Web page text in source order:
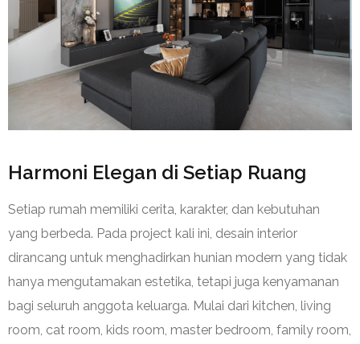
Harmoni Elegan di Setiap Ruang
Setiap rumah memiliki cerita, karakter, dan kebutuhan
yang berbeda. Pada project kali ini, desain interior
dirancang untuk menghadirkan hunian modern yang tidak
hanya mengutamakan estetika, tetapi juga kenyamanan
bagi seluruh anggota keluarga. Mulai dari kitchen, living
room, cat room, kids room, master bedroom, family room,